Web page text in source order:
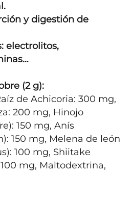
y digestión de
electrolitos,
(2 g):
de Achicoria: 300 mg,
200 mg, Hinojo
150 mg, Anís
150 mg, Melena de león
100 mg, Shiitake
mg, Maltodextrina,